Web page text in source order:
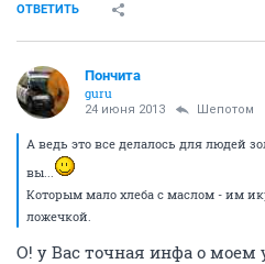
ОТВЕТИТЬ
Пончита
guru
24 июня 2013 Шепотом
А ведь это все делалось для людей
вы...
Которым мало хлеба с маслом - им
ложечкой.
О! у Вас точная инфа о моем